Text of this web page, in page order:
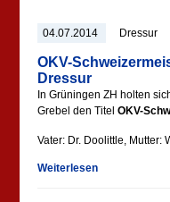
04.07.2014 Dressur
OKV-
Dressur
In Grüningen ZH holten
Grebel den TitelOKV-
Vater: Dr. Doolittle, Mutter:
Weiterlesen